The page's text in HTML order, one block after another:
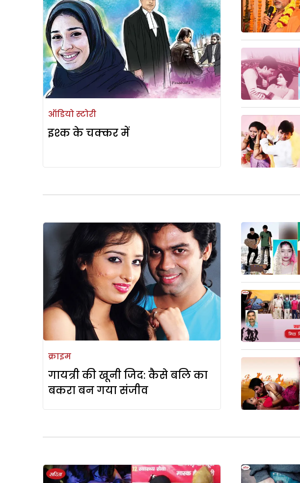
ऑडियो स्टोरी
इश्क के चक्कर में
क्राइम
गायत्री की खूनी जिद: कैसे बलि का
बकरा बन गया संजीव